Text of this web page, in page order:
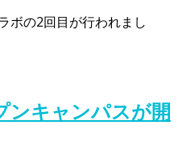
の2回目が行われまし
キャンパスが開